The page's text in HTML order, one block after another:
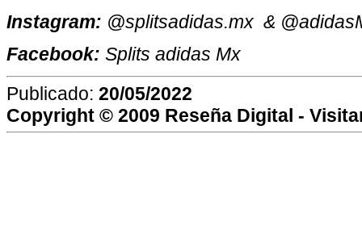
Instagram: @splitsadidas.mx &
Facebook: Splits adidas Mx
Publicado: 20/05/2022
Copyright © 2009 Reseña Digital -